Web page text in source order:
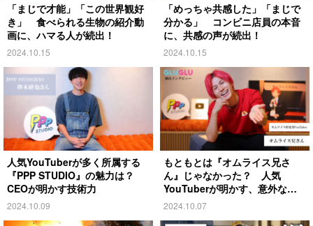
「まじで才能」「この世界観好
き」 食べられる生物の紹介動
画に、ハマる人が続出！
2024.10.15
「めっちゃ共感した」「まじで
分かる」 コンビニ店員の本音
に、共感の声が続出！
2024.10.15
人気YouTuberが多く所属する
『PPP STUDIO』の魅力は？
CEOが明かす技術力
2024.10.09
もともとは『オムライス兄さ
ん』じゃなかった？ 人気
YouTuberが明かす、意外な過
去とは
2024.10.07